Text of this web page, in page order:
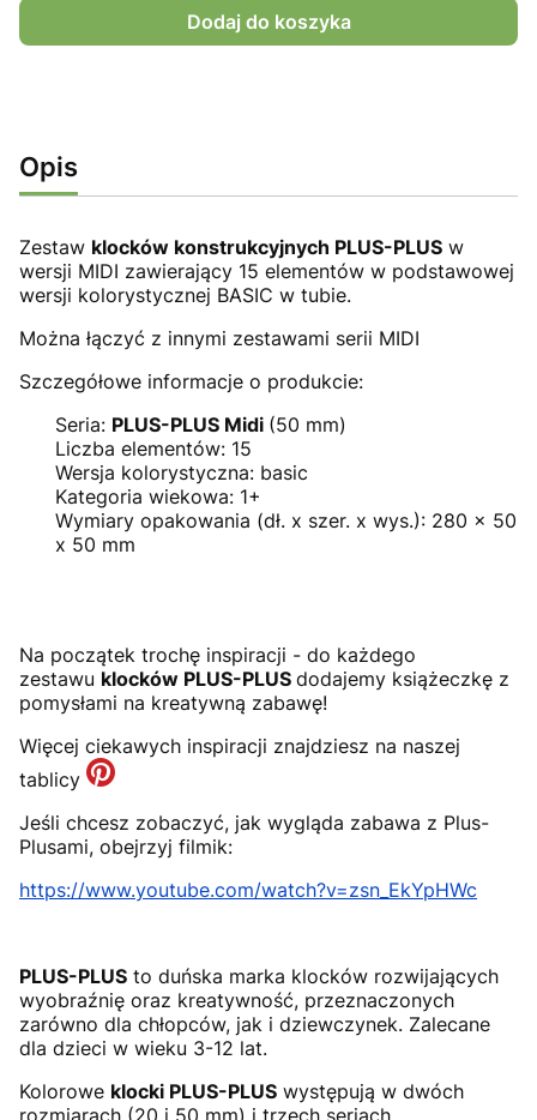
Dodaj do koszyka
Opis
Zestaw klocków konstrukcyjnych PLUS-PLUS w
wersji MIDI zawierający 15 elementów w podstawowej
wersji kolorystycznej BASIC w tubie.
Można łączyć z innymi zestawami serii MIDI
Szczegółowe informacje o produkcie:
Seria: PLUS-PLUS Midi (50 mm)
Liczba elementów: 15
Wersja kolorystyczna: basic
Kategoria wiekowa: 1+
Wymiary opakowania (dł. x szer. x wys.): 280 x 50
x 50 mm
Na początek trochę inspiracji - do każdego
zestawu klocków PLUS-PLUS dodajemy książeczkę z
pomysłami na kreatywną zabawę!
Więcej ciekawych inspiracji znajdziesz na naszej
tablicy
Jeśli chcesz zobaczyć, jak wygląda zabawa z Plus-
Plusami, obejrzyj filmik:
https://www.youtube.com/watch?v=zsn_EkYpHWc
PLUS-PLUS to duńska marka klocków rozwijających
wyobraźnię oraz kreatywność, przeznaczonych
zarówno dla chłopców, jak i dziewczynek. Zalecane
dla dzieci w wieku 3-12 lat.
Kolorowe klocki PLUS-PLUS występują w dwóch
rozmiarach (20 i 50 mm) i trzech seriach